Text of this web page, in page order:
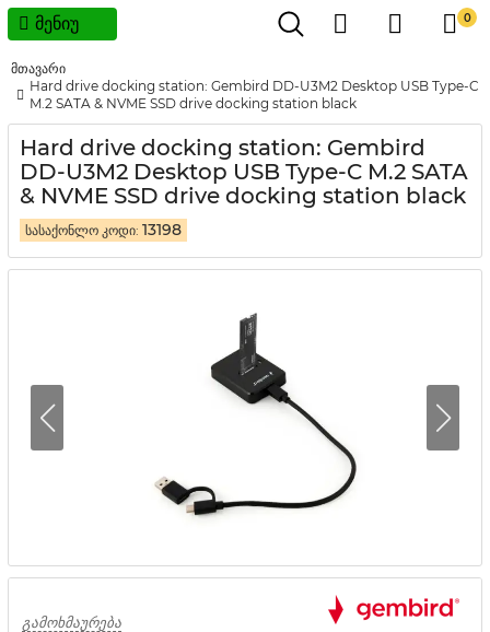
მენიუ 0
მთავარი
Hard drive docking station: Gembird DD-U3M2 Desktop USB Type-C
M.2 SATA & NVME SSD drive docking station black
Hard drive docking station: Gembird
DD-U3M2 Desktop USB Type-C M.2 SATA
& NVME SSD drive docking station black
სასაქონლო კოდი: 13198
გამოხმაურება